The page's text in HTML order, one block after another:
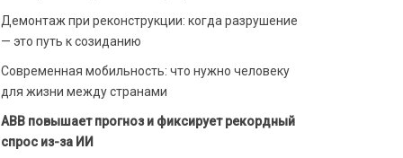
Демонтаж при реконструкции: когда разрушение
— это путь к созиданию
Современная мобильность: что нужно человеку
для жизни между странами
ABB повышает прогноз и фиксирует рекордный
спрос из-за ИИ